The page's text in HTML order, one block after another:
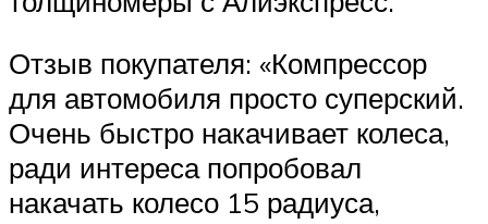
Отзыв покупателя: «Компрессор
для автомобиля просто суперский.
Очень быстро накачивает колеса,
ради интереса попробовал
накачать колесо 15 радиуса,